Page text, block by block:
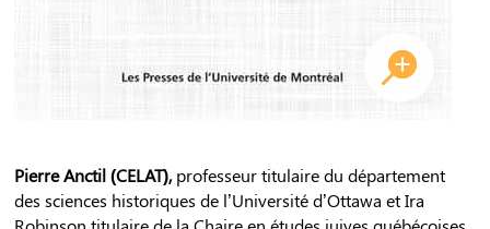
Pierre Anctil (CELAT),professeur titulaire du département
des sciences historiques de l’Université d’Ottawa et Ira